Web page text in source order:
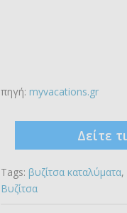
πηγή: myvacations.gr
Δείτε
Tags: βυζίτσα καταλύματα,
Βυζίτσα